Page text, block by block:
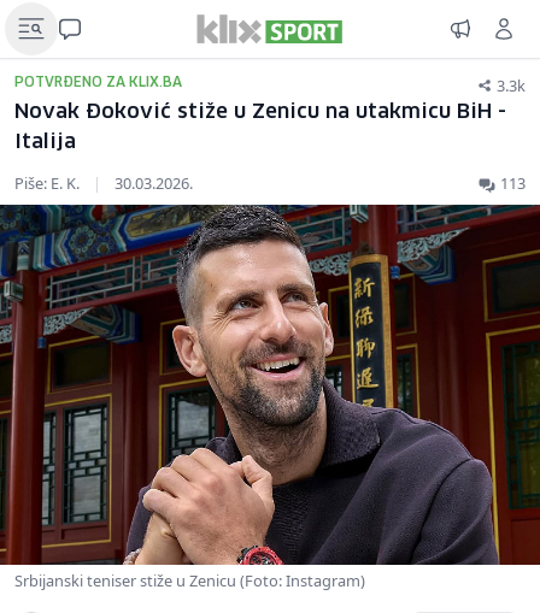
POTVRĐENO ZA KLIX.BA 3.3k
Novak Đoković stiže u Zenicu na utakmicu BiH -
Italija
Piše: E. K. | 30.03.2026. 113
Srbijanski teniser stiže u Zenicu (Foto: Instagram)